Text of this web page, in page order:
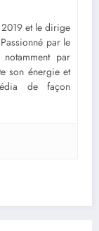
et le dirige
par le
par
son énergie et
de façon